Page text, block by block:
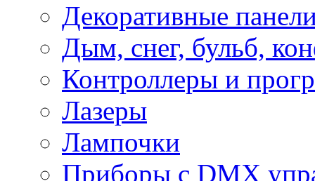
Декоративные
Дым, снег, бульб,
Контроллеры и
Лазеры
Лампочки
Приборы с DMX